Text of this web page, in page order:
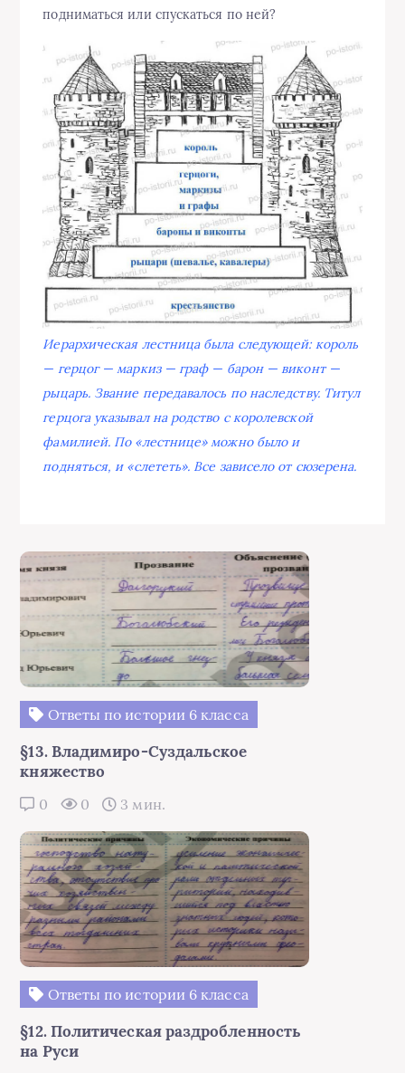
подниматься или спускаться по ней?
Иерархическая лестница была следующей: король
— герцог — маркиз — граф — барон — виконт —
рыцарь. Звание передавалось по наследству. Титул
герцога указывал на родство с королевской
фамилией. По «лестнице» можно было и
подняться, и «слететь». Все зависело от сюзерена.
Ответы по истории 6 класса
§13. Владимиро-Суздальское
княжество
0 0 3 мин.
Ответы по истории 6 класса
§12. Политическая раздробленность
на Руси